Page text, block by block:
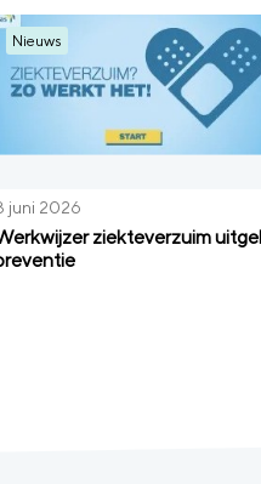
Nieuws
juni 2026
ziekteverzuim